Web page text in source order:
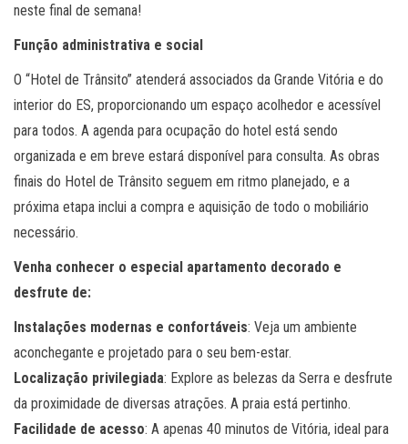
neste final de semana!
Função administrativa e social
O “Hotel de Trânsito” atenderá associados da Grande Vitória e do
interior do ES, proporcionando um espaço acolhedor e acessível
para todos. A agenda para ocupação do hotel está sendo
organizada e em breve estará disponível para consulta. As obras
finais do Hotel de Trânsito seguem em ritmo planejado, e a
próxima etapa inclui a compra e aquisição de todo o mobiliário
necessário.
Venha conhecer o especial apartamento decorado e
desfrute de:
Instalações modernas e confortáveis: Veja um ambiente
aconchegante e projetado para o seu bem-estar.
Localização privilegiada: Explore as belezas da Serra e desfrute
da proximidade de diversas atrações. A praia está pertinho.
Facilidade de acesso: A apenas 40 minutos de Vitória, ideal para